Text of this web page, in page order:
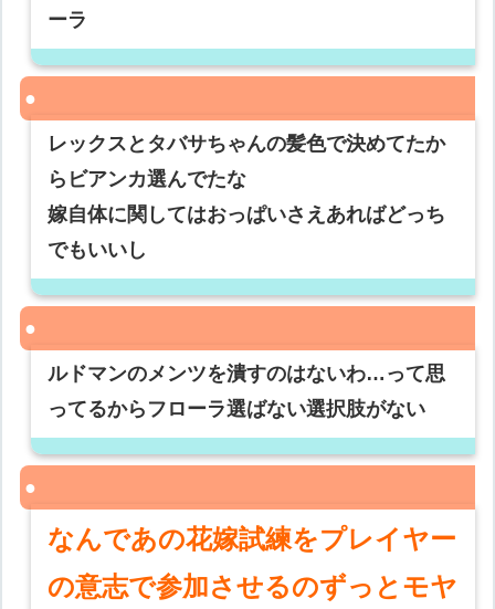
ーラ
レックスとタバサちゃんの髪色で決めてたか
らビアンカ選んでたな
嫁自体に関してはおっぱいさえあればどっち
でもいいし
ルドマンのメンツを潰すのはないわ…って思
ってるからフローラ選ばない選択肢がない
なんであの花嫁試練をプレイヤー
の意志で参加させるのずっとモヤ